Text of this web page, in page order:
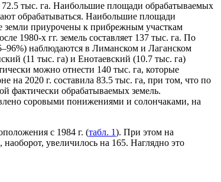
72.5 тыс. га. Наибольшие площади обрабатываемых
обрабатываться. Наибольшие площади
земли приурочены к прибрежным участкам
1980-х гг. земель составляет 137 тыс. га. По
наблюдаются в Лиманском и Лаганском
(11 тыс. га) и Енотаевский (10.7 тыс. га)
можно отнести 140 тыс. га, которые
на 2020 г. составила 83.5 тыс. га, при том, что по
фактически обрабатываемых земель.
соровыми понижениями и солончаками, на
с 1984 г. (табл. 1). При этом на
увеличилось на 165. Наглядно это